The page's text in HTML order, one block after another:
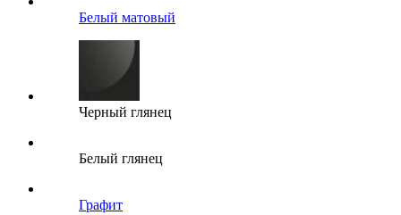
Белый матовый
Черный глянец
Белый глянец
Графит